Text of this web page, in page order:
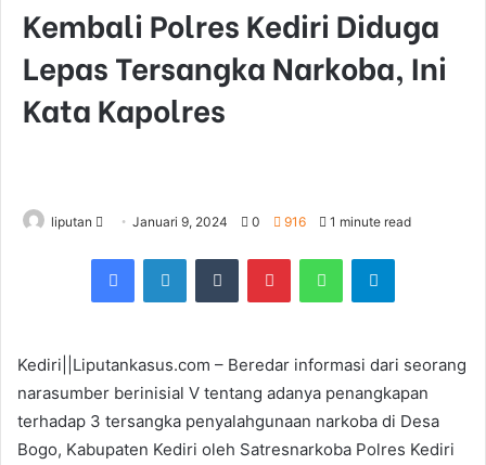
Kembali Polres Kediri Diduga
Lepas Tersangka Narkoba, Ini
Kata Kapolres
liputan
n
d
m
a
i
Januari 9, 2024 0 916 1 minute read
Kediri||Liputankasus.com – Beredar informasi dari seorang
narasumber berinisial V tentang adanya penangkapan
terhadap 3 tersangka penyalahgunaan narkoba di Desa
Bogo, Kabupaten Kediri oleh Satresnarkoba Polres Kediri